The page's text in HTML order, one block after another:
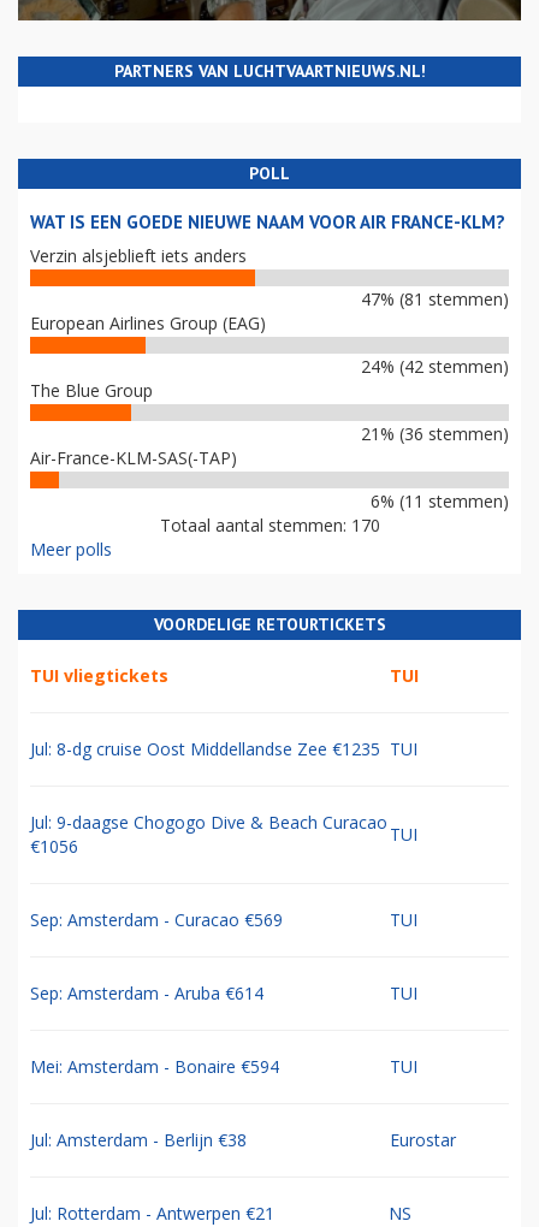
PARTNERS VAN LUCHTVAARTNIEUWS.NL!
POLL
WAT IS EEN GOEDE NIEUWE NAAM VOOR AIR FRANCE-KLM?
Verzin alsjeblieft iets anders
47% (81 stemmen)
European Airlines Group (EAG)
24% (42 stemmen)
The Blue Group
21% (36 stemmen)
Air-France-KLM-SAS(-TAP)
6% (11 stemmen)
Totaal aantal stemmen: 170
Meer polls
VOORDELIGE RETOURTICKETS
TUI vliegtickets TUI
Jul: 8-dg cruise Oost Middellandse Zee €1235 TUI
Jul: 9-daagse Chogogo Dive & Beach Curacao
€1056
TUI
Sep: Amsterdam - Curacao €569 TUI
Sep: Amsterdam - Aruba €614 TUI
Mei: Amsterdam - Bonaire €594 TUI
Jul: Amsterdam - Berlijn €38 Eurostar
Jul: Rotterdam - Antwerpen €21 NS